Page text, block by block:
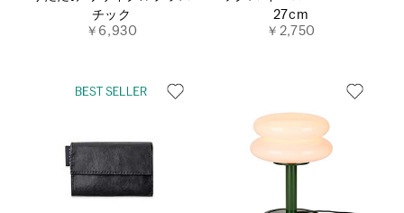
チック
￥6,930
27cm
￥2,750